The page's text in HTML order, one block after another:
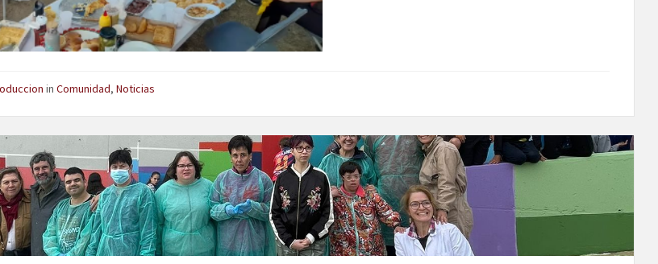
inComunidad,Noticias